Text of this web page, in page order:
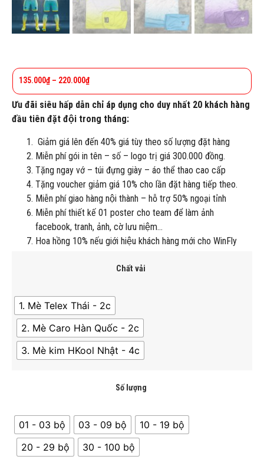
135.000₫ – 220.000₫
Ưu đãi siêu hấp dẫn chỉ áp dụng cho duy nhất 20 khách hàng
đầu tiên đặt đội trong tháng:
Giảm giá lên đến 40% giá tùy theo số lượng đặt hàng
Miễn phí gói in tên – số – logo trị giá 300.000 đồng.
Tặng ngay vớ – túi đựng giày – áo thể thao cao cấp
Tặng voucher giảm giá 10% cho lần đặt hàng tiếp theo.
Miễn phí giao hàng nội thành – hỗ trợ 50% ngoại tỉnh
Miễn phí thiết kế 01 poster cho team để làm ảnh
facebook, tranh, ảnh, cờ lưu niệm…
Hoa hồng 10% nếu giới hiệu khách hàng mới cho WinFly
Chất vải
1. Mè Telex Thái - 2c
2. Mè Caro Hàn Quốc - 2c
3. Mè kim HKool Nhật - 4c
Số lượng
01 - 03 bộ 03 - 09 bộ
10 - 19 bộ
20 - 29 bộ
30 - 100 bộ